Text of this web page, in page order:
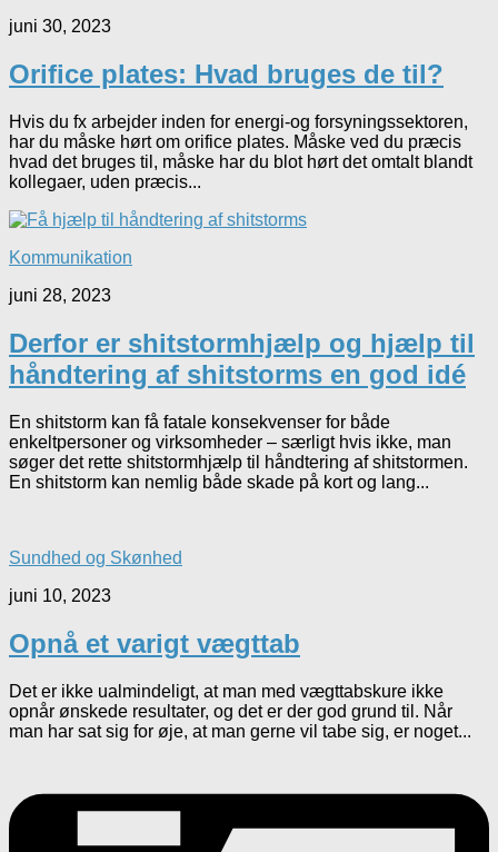
juni 30, 2023
Orifice plates: Hvad bruges de til?
Hvis du fx arbejder inden for energi-og forsyningssektoren,
har du måske hørt om orifice plates. Måske ved du præcis
hvad det bruges til, måske har du blot hørt det omtalt blandt
kollegaer, uden præcis...
Kommunikation
juni 28, 2023
Derfor er shitstormhjælp og hjælp til
håndtering af shitstorms en god idé
En shitstorm kan få fatale konsekvenser for både
enkeltpersoner og virksomheder – særligt hvis ikke, man
søger det rette shitstormhjælp til håndtering af shitstormen.
En shitstorm kan nemlig både skade på kort og lang...
Sundhed og Skønhed
juni 10, 2023
Opnå et varigt vægttab
Det er ikke ualmindeligt, at man med vægttabskure ikke
opnår ønskede resultater, og det er der god grund til. Når
man har sat sig for øje, at man gerne vil tabe sig, er noget...